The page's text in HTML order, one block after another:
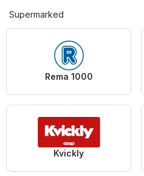
Supermarked
Rema 1000
Kvickly